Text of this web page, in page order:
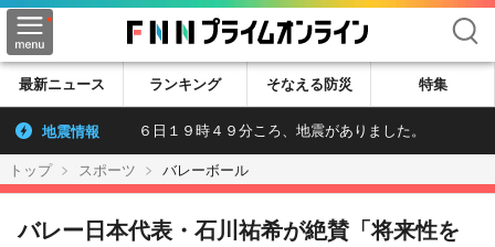
検索
最新ニュース ランキング そなえる防災 特集
地震情報 ６日１９時４９分ころ、地震がありました。
トップ スポーツ バレーボール
バレー日本代表・石川祐希が絶賛「将来性を